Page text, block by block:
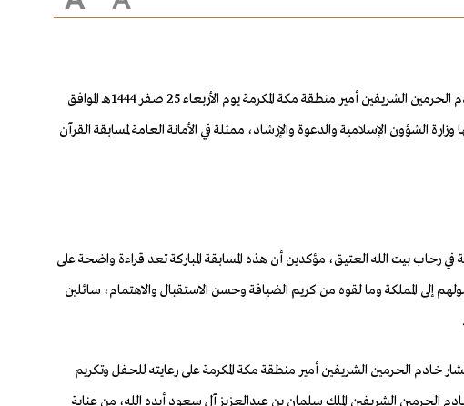
نيابة عن خادم الحرمين الشريفين الملك سلمان بن عبدالعزيز آل سعود حفظه الله، رعى صاحب السمو الملكي الأمير خالد الفيصل مستشار خادم الحرمين الشريفين أمير منطقة مكة المكرمة يوم الأربعاء 25 صفر 1444هـ الموافق
في مسابقة الملك عبدالعزيز الدولية لحفظ القرآن الكريم وتلاوته وتفسيره في دورتها الـ(42) التي نظمتها وزارة الشؤون الإسلامية والدعوة والإرشاد، ممثلة في الأمانة العامة لمسابقة القرآن
رحاب بيت الله العتيق، مؤكدين أن هذه المسابقة المباركة تعد قراءة واضحة على
إلى المملكة وما لقوه من كريم الضيافة وحسن الاستقبال والاهتمام، سائلين
خادم الحرمين الشريفين أمير منطقة مكة المكرمة على رعايته للحفل وتكريم
الحرمين الشريفين الملك سلمان بن عبدالعزيز آل سعود أيده الله، من عناية